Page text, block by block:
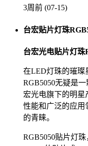
3周前 (07-15)
台宏贴片灯珠
台宏光电贴片灯珠
在LED灯珠的璀璨
RGB5050无疑是
宏光电旗下的明星
性能和广泛的应用
的青睐。
RGB5050贴片灯